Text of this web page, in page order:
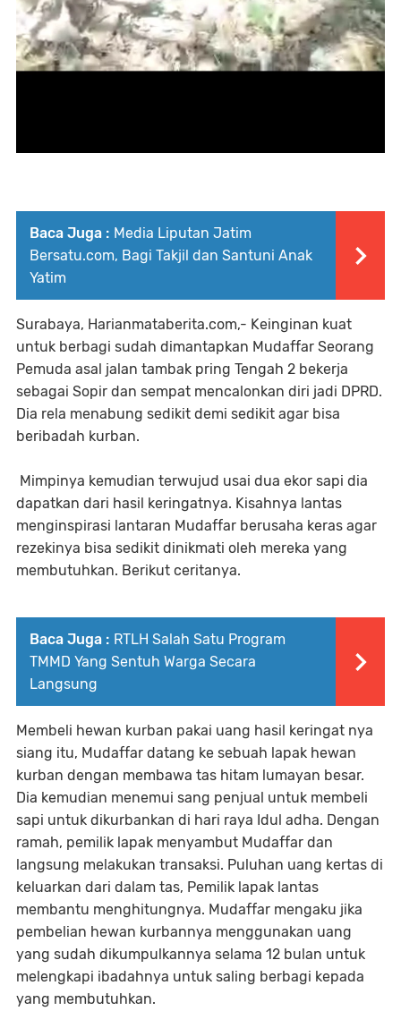
Baca Juga : Media Liputan Jatim
Bersatu.com, Bagi Takjil dan Santuni Anak
Yatim
Surabaya, Harianmataberita.com,- Keinginan kuat
untuk berbagi sudah dimantapkan Mudaffar Seorang
Pemuda asal jalan tambak pring Tengah 2 bekerja
sebagai Sopir dan sempat mencalonkan diri jadi DPRD.
Dia rela menabung sedikit demi sedikit agar bisa
beribadah kurban.
Mimpinya kemudian terwujud usai dua ekor sapi dia
dapatkan dari hasil keringatnya. Kisahnya lantas
menginspirasi lantaran Mudaffar berusaha keras agar
rezekinya bisa sedikit dinikmati oleh mereka yang
membutuhkan. Berikut ceritanya.
Baca Juga : RTLH Salah Satu Program
TMMD Yang Sentuh Warga Secara
Langsung
Membeli hewan kurban pakai uang hasil keringat nya
siang itu, Mudaffar datang ke sebuah lapak hewan
kurban dengan membawa tas hitam lumayan besar.
Dia kemudian menemui sang penjual untuk membeli
sapi untuk dikurbankan di hari raya Idul adha. Dengan
ramah, pemilik lapak menyambut Mudaffar dan
langsung melakukan transaksi. Puluhan uang kertas di
keluarkan dari dalam tas, Pemilik lapak lantas
membantu menghitungnya. Mudaffar mengaku jika
pembelian hewan kurbannya menggunakan uang
yang sudah dikumpulkannya selama 12 bulan untuk
melengkapi ibadahnya untuk saling berbagi kepada
yang membutuhkan.